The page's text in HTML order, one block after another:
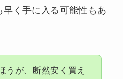
く手に入る可能性もあ
うが、断然安く買え